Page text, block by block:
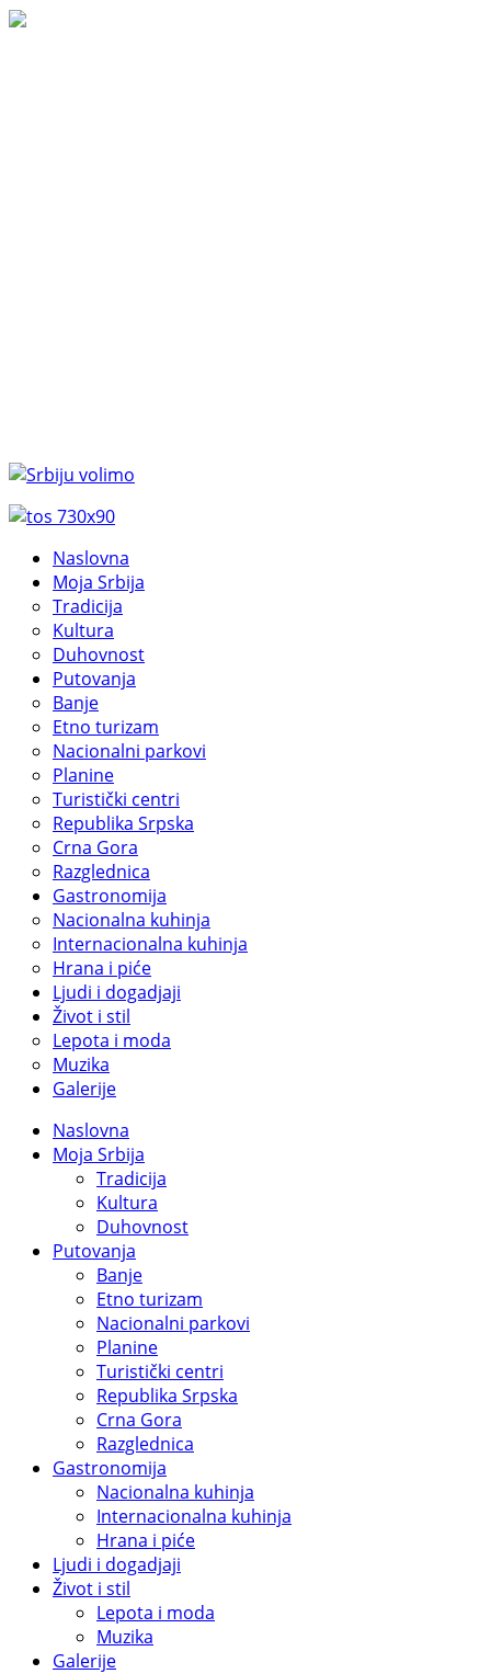
Naslovna
Moja Srbija
Tradicija
Kultura
Duhovnost
Putovanja
Banje
Etno turizam
Nacionalni parkovi
Planine
Turistički centri
Republika Srpska
Crna Gora
Razglednica
Gastronomija
Nacionalna kuhinja
Internacionalna kuhinja
Hrana i piće
Ljudi i dogadjaji
Život i stil
Lepota i moda
Muzika
Galerije
Naslovna
Moja Srbija
Tradicija
Kultura
Duhovnost
Putovanja
Banje
Etno turizam
Nacionalni parkovi
Planine
Turistički centri
Republika Srpska
Crna Gora
Razglednica
Gastronomija
Nacionalna kuhinja
Internacionalna kuhinja
Hrana i piće
Ljudi i dogadjaji
Život i stil
Lepota i moda
Muzika
Galerije